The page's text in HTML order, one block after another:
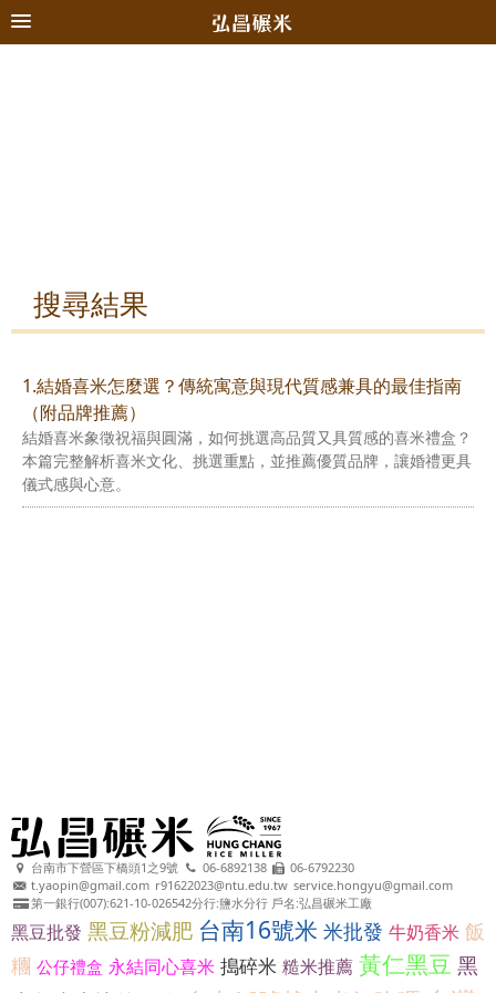
搜尋結果
1.結婚喜米怎麼選？傳統寓意與現代質感兼具的最佳指南
（附品牌推薦）
結婚喜米象徵祝福與圓滿，如何挑選高品質又具質感的喜米禮盒？
本篇完整解析喜米文化、挑選重點，並推薦優質品牌，讓婚禮更具
儀式感與心意。
台南市下營區下橋頭1之9號 06-6892138
06-6792230
t.yaopin@gmail.com r91622023@ntu.edu.tw service.hongyu@gmail.com
第一銀行(007):621-10-026542分行:鹽水分行 戶名:弘昌碾米工廠
黑豆批發 黑豆粉減肥 台南16號米 米批發 牛奶香米 飯
糰 公仔禮盒 永結同心喜米 搗碎米 糙米推薦 黃仁黑豆 黑